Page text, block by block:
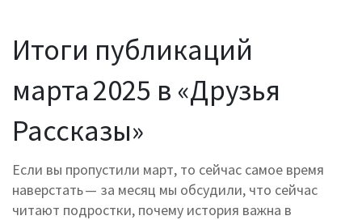
Итоги публикаций
марта 2025 в «Друзья
Рассказы»
Если вы пропустили март, то сейчас самое время
наверстать — за месяц мы обсудили, что сейчас
читают подростки, почему история важна в